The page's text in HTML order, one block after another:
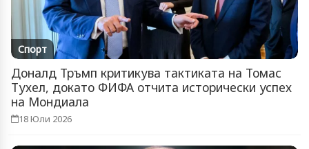
Спорт
Доналд Тръмп критикува тактиката на Томас
Тухел, докато ФИФА отчита исторически успех
на Мондиала
18 Юли 2026